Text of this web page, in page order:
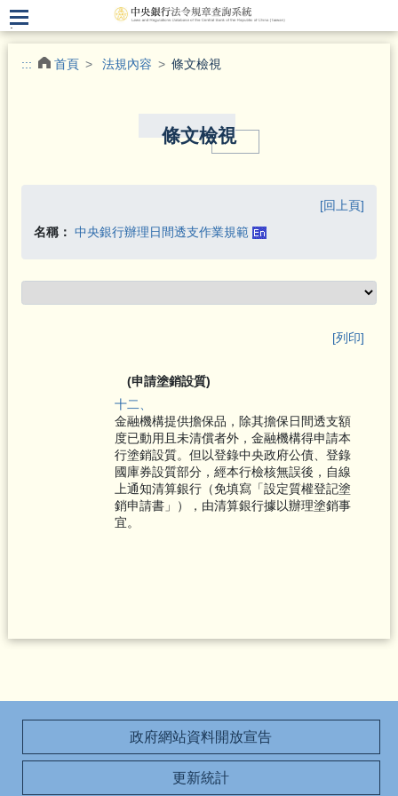
.
::: 首頁 法規內容 條文檢視
條文檢視
[回上頁]
名稱： 中央銀行辦理日間透支作業規範
[列印]
(申請塗銷設質)
十二、
金融機構提供擔保品，除其擔保日間透支額
度已動用且未清償者外，金融機構得申請本
行塗銷設質。但以登錄中央政府公債、登錄
國庫券設質部分，經本行檢核無誤後，自線
上通知清算銀行（免填寫「設定質權登記塗
銷申請書」），由清算銀行據以辦理塗銷事
宜。
政府網站資料開放宣告
更新統計